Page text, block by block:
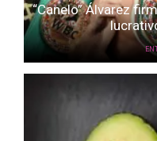
“Canelo” Álvarez